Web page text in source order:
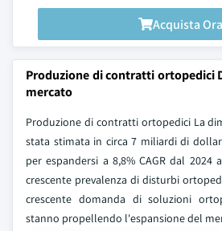
Acquista Ora
Produzione di contratti ortopedici
mercato
Produzione di contratti ortopedici La
stata stimata in circa 7 miliardi di
per espandersi a 8,8% CAGR dal 2024
crescente prevalenza di disturbi
crescente domanda di soluzioni
stanno propellendo l'espansione del